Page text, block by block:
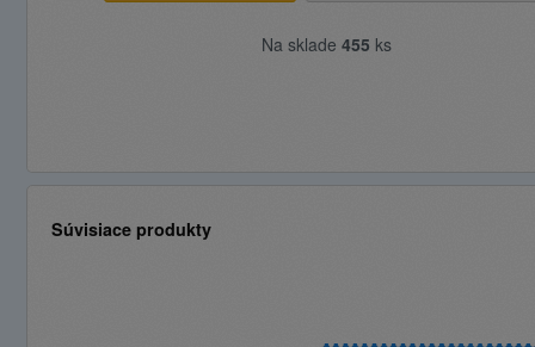
Na sklade 455 ks
Súvisiace produkty